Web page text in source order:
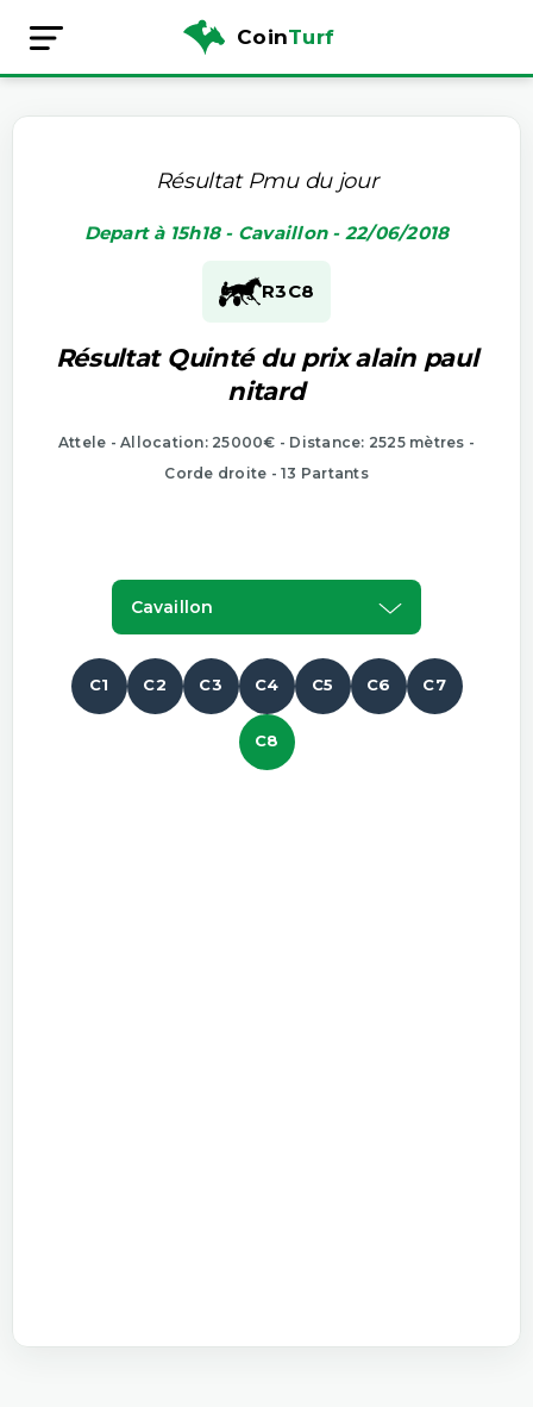
CoinTurf
Résultat Pmu du jour
Depart à 15h18 - Cavaillon - 22/06/2018
R3C8
Résultat Quinté du prix alain paul
nitard
Attele - Allocation: 25000€ - Distance: 2525 mètres -
Corde droite - 13 Partants
Cavaillon
C1 C2 C3 C4 C5 C6 C7
C8